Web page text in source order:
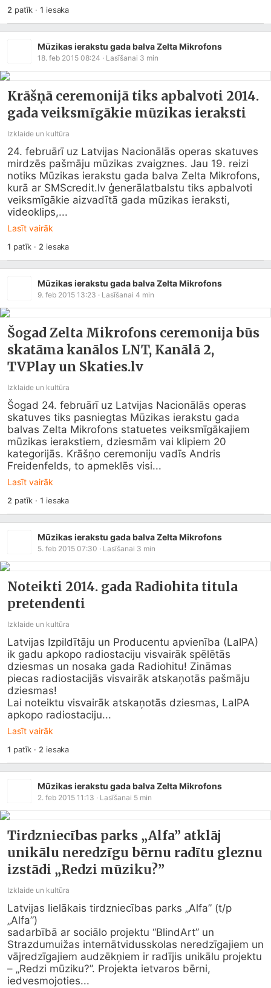
2 patīk ·1 iesaka
Mūzikas ierakstu gada balva Zelta Mikrofons
18. feb 2015 08:24 · Lasīšanai 3 min
Krāšņā ceremonijā tiks apbalvoti 2014.
gada veiksmīgākie mūzikas ieraksti
Izklaide un kultūra
24. februārī uz Latvijas Nacionālās operas skatuves
mirdzēs pašmāju mūzikas zvaigznes. Jau 19. reizi
notiks Mūzikas ierakstu gada balva Zelta Mikrofons,
kurā ar SMScredit.lv ģenerālatbalstu tiks apbalvoti
veiksmīgākie aizvadītā gada mūzikas ieraksti,
videoklips,...
Lasīt vairāk
1 patīk · 2 iesaka
Mūzikas ierakstu gada balva Zelta Mikrofons
9. feb 2015 13:23 · Lasīšanai 4 min
Šogad Zelta Mikrofons ceremonija būs
skatāma kanālos LNT, Kanālā 2,
TVPlay un Skaties.lv
Izklaide un kultūra
Šogad 24. februārī uz Latvijas Nacionālās operas
skatuves tiks pasniegtas Mūzikas ierakstu gada
balvas Zelta Mikrofons statuetes veiksmīgākajiem
mūzikas ierakstiem, dziesmām vai klipiem 20
kategorijās. Krāšņo ceremoniju vadīs Andris
Freidenfelds, to apmeklēs visi...
Lasīt vairāk
2 patīk ·1 iesaka
Mūzikas ierakstu gada balva Zelta Mikrofons
5. feb 2015 07:30 · Lasīšanai 3 min
Noteikti 2014. gada Radiohita titula
pretendenti
Izklaide un kultūra
Latvijas Izpildītāju un Producentu apvienība (LaIPA)
ik gadu apkopo radiostaciju visvairāk spēlētās
dziesmas un nosaka gada Radiohitu! Zināmas
piecas radiostacijās visvairāk atskaņotās pašmāju
dziesmas!
Lai noteiktu visvairāk atskaņotās dziesmas, LaIPA
apkopo radiostaciju...
Lasīt vairāk
1 patīk · 2 iesaka
Mūzikas ierakstu gada balva Zelta Mikrofons
2. feb 2015 11:13 · Lasīšanai 5 min
Tirdzniecības parks „Alfa” atklāj
unikālu neredzīgu bērnu radītu gleznu
izstādi „Redzi mūziku?”
Izklaide un kultūra
Latvijas lielākais tirdzniecības parks „Alfa” (t/p
„Alfa”)
sadarbībā ar sociālo projektu “BlindArt” un
Strazdumuižas internātvidusskolas neredzīgajiem un
vājredzīgajiem audzēkņiem ir radījis unikālu projektu
– „Redzi mūziku?”. Projekta ietvaros bērni,
iedvesmojoties...